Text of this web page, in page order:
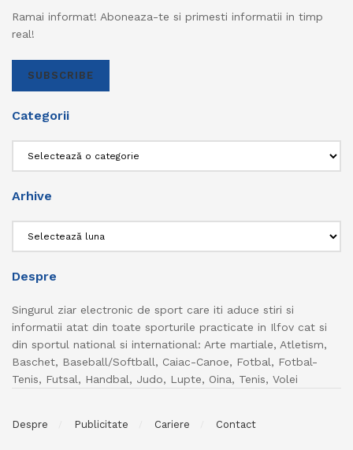
Ramai informat! Aboneaza-te si primesti informatii in timp
real!
SUBSCRIBE
Categorii
Arhive
Despre
Singurul ziar electronic de sport care iti aduce stiri si
informatii atat din toate sporturile practicate in Ilfov cat si
din sportul national si international: Arte martiale, Atletism,
Baschet, Baseball/Softball, Caiac-Canoe, Fotbal, Fotbal-
Tenis, Futsal, Handbal, Judo, Lupte, Oina, Tenis, Volei
Despre Publicitate Cariere Contact